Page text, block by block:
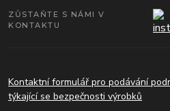
ZŮSTAŇTE S NÁMI V
KONTAKTU
Kontaktní formulář pro podávání
týkající se bezpečnosti výrobků